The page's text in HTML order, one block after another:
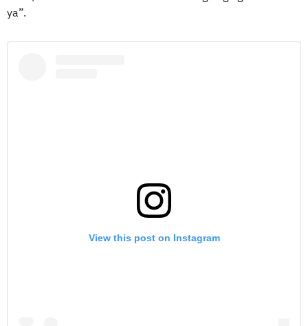
ya”.
View this post on Instagram